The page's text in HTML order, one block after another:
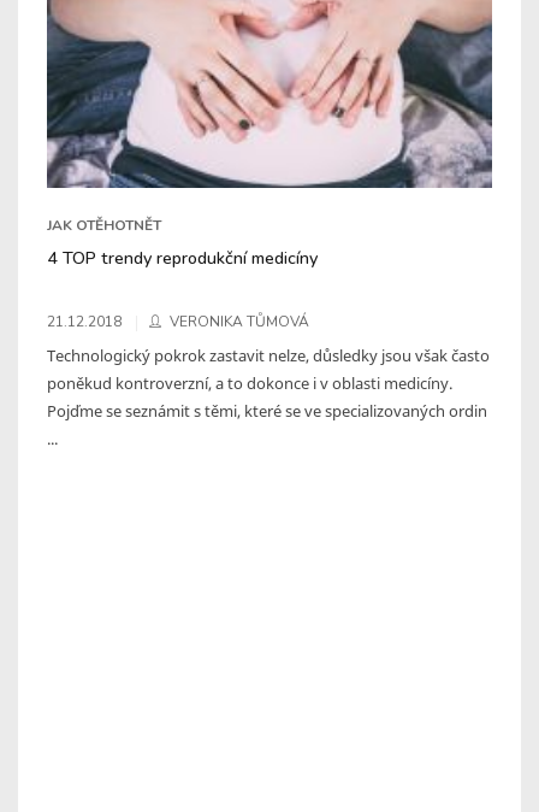
JAK OTĚHOTNĚT
4 TOP trendy reprodukční medicíny
21.12.2018 VERONIKA TŮMOVÁ
Technologický pokrok zastavit nelze, důsledky jsou však často
poněkud kontroverzní, a to dokonce i v oblasti medicíny.
Pojďme se seznámit s těmi, které se ve specializovaných ordin
...